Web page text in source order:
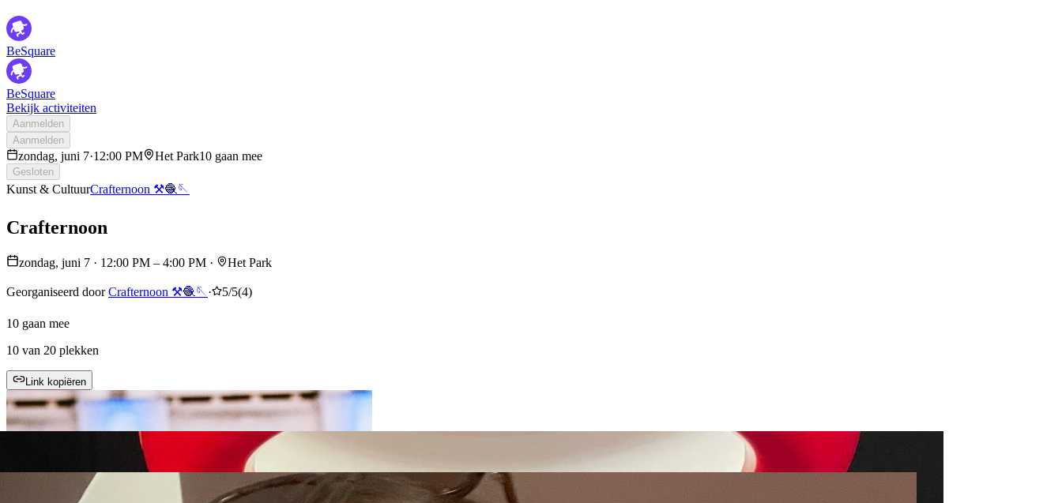
BeSquare
BeSquare
Bekijk activiteiten
Aanmelden
Aanmelden
zondag, juni 7·12:00 PM Het Park10 gaan mee
Gesloten
Kunst & CultuurCrafternoon ⚒️🧶🪡
Crafternoon
zondag, juni 7 · 12:00 PM – 4:00 PM · Het Park
Georganiseerd door Crafternoon ⚒️🧶🪡· 5/5(4)
10 gaan mee
10 van 20 plekken
Link kopiëren